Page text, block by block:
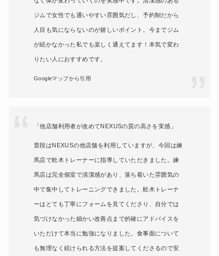
ジムで女性でも通いやすい雰囲気だし、予約制だから
人目も気にならないのが嬉しいポイント。今までジム
が続かなかった私でも楽しく通えてます！本気で変わ
りたい人におすすめです。
Googleマップから引用
「他店舗利用者が改めてNEXUSの質の高さを実感」
普段はNEXUSの他店舗を利用していますが、今回は練
馬店で舩木トレーナーに指導していただきました。練
馬店は完全個室で清潔感があり、落ち着いた雰囲気の
中で集中してトレーニングできました。舩木トレーナ
ーはとても丁寧にフォームを見てくださり、自分では
気づけなかった細かい改善点まで的確にアドバイスを
いただけて本当に勉強になりました。食事面について
も無理なく続けられる方法を提案してくださるので安